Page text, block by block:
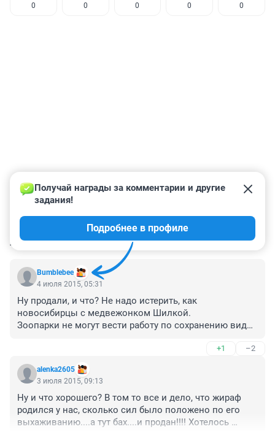
0 0 0 0 0
КОММЕНТАРИИ 2
Bumblebee
Получай награды за комментарии и другие
задания!
Подробнее в профиле
4 июля 2015, 05:31
Ну продали, и что? Не надо истерить, как
новосибирцы с медвежонком Шилкой.
Зоопарки не могут вести работу по сохранению видов
+1 –2
alenka2605
3 июля 2015, 09:13
Ну и что хорошего? В том то все и дело, что жираф
родился у нас, сколько сил было положено по его
выхаживанию....а тут бах....и продан!!!! Хотелось